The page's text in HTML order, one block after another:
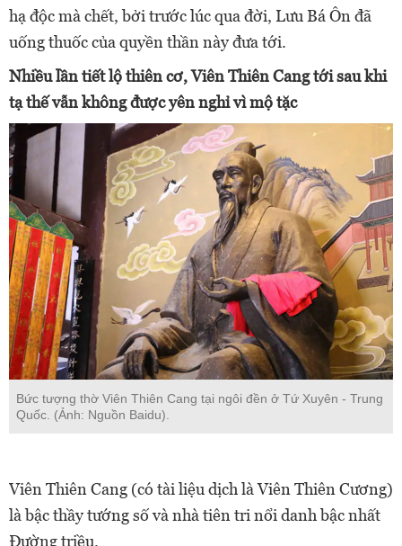
hạ độc mà chết, bởi trước lúc qua đời, Lưu Bá Ôn đã
uống thuốc của quyền thần này đưa tới.
Nhiều lần tiết lộ thiên cơ, Viên Thiên Cang tới sau khi
tạ thế vẫn không được yên nghỉ vì mộ tặc
Bức tượng thờ Viên Thiên Cang tại ngôi đền ở Tứ Xuyên - Trung
Quốc. (Ảnh: Nguồn Baidu).
Viên Thiên Cang (có tài liệu dịch là Viên Thiên Cương)
là bậc thầy tướng số và nhà tiên tri nổi danh bậc nhất
Đường triều.